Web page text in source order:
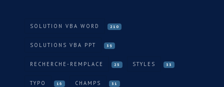
SOLUTION VBA WORD 210
SOLUTIONS VBA PPT 39
RECHERCHE-REMPLACE 25 STYLES 33
TYPO 16 CHAMPS 31